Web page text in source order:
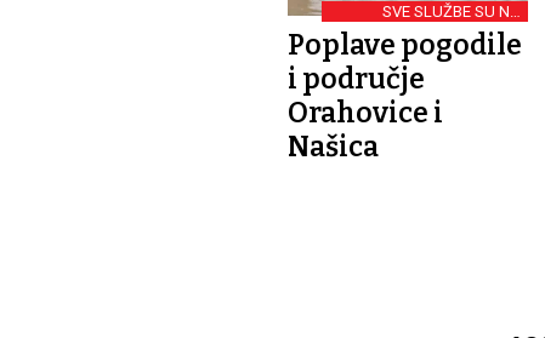
SVE SLUŽBE SU NA
TERENU SATIMA
Poplave pogodile
i područje
Orahovice i
Našica